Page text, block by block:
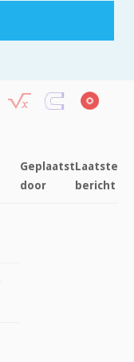
Geplaatst
door
Laatste
bericht